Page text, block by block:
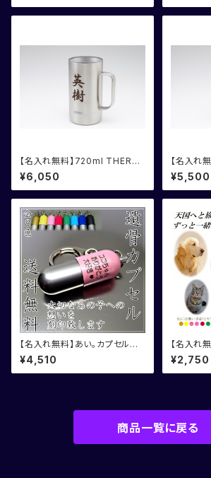
【名入れ無料】720ml THERM
OS サーモスジョッキ 化粧箱
入り
¥6,050
【名入れ
OS サー
¥5,500
【名入れ無料】あい。カプセル
遺骨カプセル 2個組 お得な
セット割引
¥4,510
【名入れ
遺骨カ
¥2,750
商品一覧に戻る